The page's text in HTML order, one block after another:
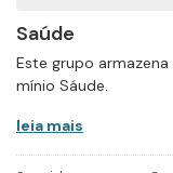
Saúde
Este grupo
mínio Sáude.
leia mais